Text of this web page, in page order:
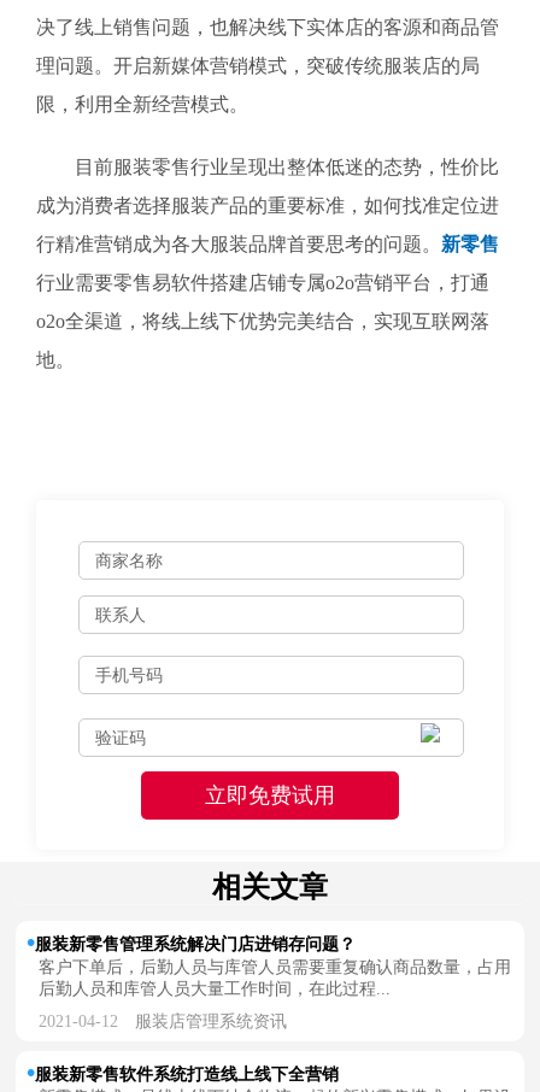
决了线上销售问题，也解决线下实体店的客源和商品管
理问题。开启新媒体营销模式，突破传统服装店的局
限，利用全新经营模式。
目前服装零售行业呈现出整体低迷的态势，性价比
成为消费者选择服装产品的重要标准，如何找准定位进
行精准营销成为各大服装品牌首要思考的问题。 新零售
行业需要零售易软件搭建店铺专属o2o营销平台，打通
o2o全渠道，将线上线下优势完美结合，实现互联网落
地。
相关文章
服装新零售管理系统解决门店进销存问题？
客户下单后，后勤人员与库管人员需要重复确认商品数量，占用
后勤人员和库管人员大量工作时间，在此过程...
2021-04-12 服装店管理系统资讯
服装新零售软件系统打造线上线下全营销